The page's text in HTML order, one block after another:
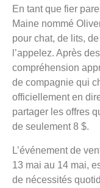
En tant que fier
Maine nommé
pour chat, de lits,
l’appelez. Après
compréhension
de compagnie qui
officiellement en
partager les offres
de seulement 8 $.
L’événement de
13 mai au 14 mai,
de nécessités